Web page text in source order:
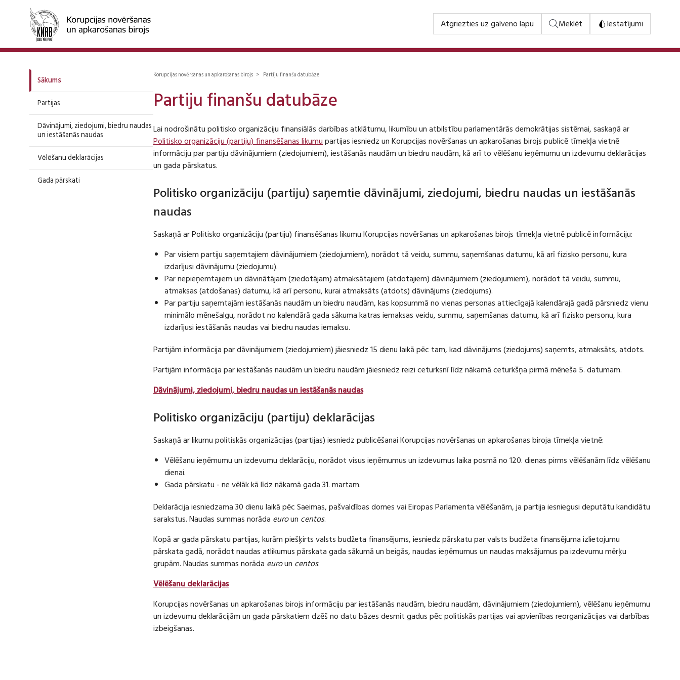
Atgriezties uz galveno lapu Meklēt Iestatījumi
Sākums
Partijas
Dāvinājumi, ziedojumi, biedru naudas
un iestāšanās naudas
Vēlēšanu deklarācijas
Gada pārskati
Korupcijas novēršanas un apkarošanas birojs > Partiju finanšu datubāze
Partiju finanšu datubāze
Lai nodrošinātu politisko organizāciju finansiālās darbības atklātumu, likumību un atbilstību parlamentārās demokrātijas sistēmai, saskaņā ar
Politisko organizāciju (partiju) finansēšanas likumupartijas iesniedz un Korupcijas novēršanas un apkarošanas birojs publicē tīmekļa vietnē
informāciju par partiju dāvinājumiem (ziedojumiem), iestāšanās naudām un biedru naudām, kā arī to vēlēšanu ieņēmumu un izdevumu deklarācijas
un gada pārskatus.
Politisko organizāciju (partiju) saņemtie dāvinājumi, ziedojumi, biedru naudas un iestāšanās
naudas
Saskaņā ar Politisko organizāciju (partiju) finansēšanas likumu Korupcijas novēršanas un apkarošanas birojs tīmekļa vietnē publicē informāciju:
Par visiem partiju saņemtajiem dāvinājumiem (ziedojumiem), norādot tā veidu, summu, saņemšanas datumu, kā arī fizisko personu, kura
izdarījusi dāvinājumu (ziedojumu).
Par nepieņemtajiem un dāvinātājam (ziedotājam) atmaksātajiem (atdotajiem) dāvinājumiem (ziedojumiem), norādot tā veidu, summu,
atmaksas (atdošanas) datumu, kā arī personu, kurai atmaksāts (atdots) dāvinājums (ziedojums).
Par partiju saņemtajām iestāšanās naudām un biedru naudām, kas kopsummā no vienas personas attiecīgajā kalendārajā gadā pārsniedz vienu
minimālo mēnešalgu, norādot no kalendārā gada sākuma katras iemaksas veidu, summu, saņemšanas datumu, kā arī fizisko personu, kura
izdarījusi iestāšanās naudas vai biedru naudas iemaksu.
Partijām informācija par dāvinājumiem (ziedojumiem) jāiesniedz 15 dienu laikā pēc tam, kad dāvinājums (ziedojums) saņemts, atmaksāts, atdots.
Partijām informācija par iestāšanās naudām un biedru naudām jāiesniedz reizi ceturksnī līdz nākamā ceturkšņa pirmā mēneša 5. datumam.
Dāvinājumi, ziedojumi, biedru naudas un iestāšanās naudas
Politisko organizāciju (partiju) deklarācijas
Saskaņā ar likumu politiskās organizācijas (partijas) iesniedz publicēšanai Korupcijas novēršanas un apkarošanas biroja tīmekļa vietnē:
Vēlēšanu ieņēmumu un izdevumu deklarāciju, norādot visus ieņēmumus un izdevumus laika posmā no 120. dienas pirms vēlēšanām līdz vēlēšanu
dienai.
Gada pārskatu - ne vēlāk kā līdz nākamā gada 31. martam.
Deklarācija iesniedzama 30 dienu laikā pēc Saeimas, pašvaldības domes vai Eiropas Parlamenta vēlēšanām, ja partija iesniegusi deputātu kandidātu
sarakstus. Naudas summas norāda euroun centos.
Kopā ar gada pārskatu partijas, kurām piešķirts valsts budžeta finansējums, iesniedz pārskatu par valsts budžeta finansējuma izlietojumu
pārskata gadā, norādot naudas atlikumus pārskata gada sākumā un beigās, naudas ieņēmumus un naudas maksājumus pa izdevumu mērķu
grupām. Naudas summas norāda euroun centos.
Vēlēšanu deklarācijas
Korupcijas novēršanas un apkarošanas birojs informāciju par iestāšanās naudām, biedru naudām, dāvinājumiem (ziedojumiem), vēlēšanu ieņēmumu
un izdevumu deklarācijām un gada pārskatiem dzēš no datu bāzes desmit gadus pēc politiskās partijas vai apvienības reorganizācijas vai darbības
izbeigšanas.